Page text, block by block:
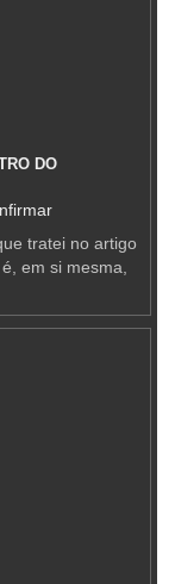
DO
tratei no artigo
em si mesma,